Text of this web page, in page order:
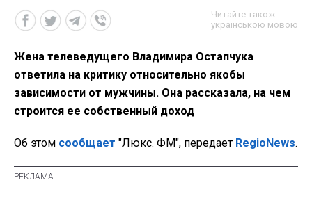
Читайте також
українською мовою
Жена телеведущего Владимира Остапчука
ответила на критику относительно якобы
зависимости от мужчины. Она рассказала, на чем
строится ее собственный доход
Об этом сообщает "Люкс. ФМ", передает RegioNews.